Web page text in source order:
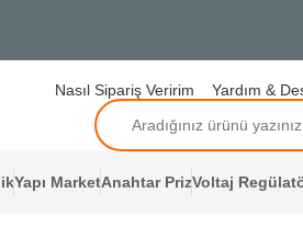
Nasıl Sipariş Veririm Yardım &
Yapı MarketAnahtar PrizVoltaj